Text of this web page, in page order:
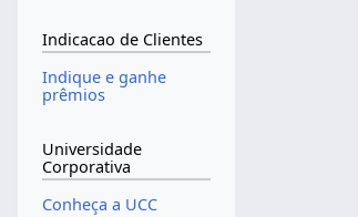
Indicacao de Clientes
Indique e ganhe
prêmios
Universidade
Corporativa
Conheça a UCC